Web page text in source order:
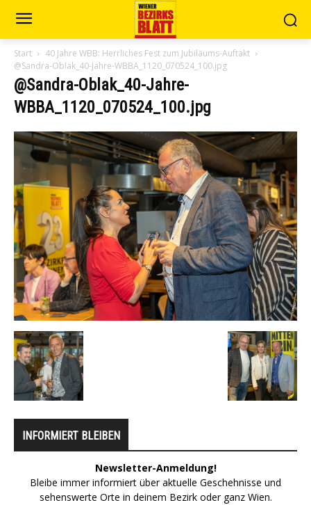
Start
40 Jahre WBB: Herrliches Fest zum Jubiläums-Auftakt
@Sandra-Oblak_40-Jahre-WBBA_1120_070524_100.jpg
@Sandra-Oblak_40-Jahre-
WBBA_1120_070524_100.jpg
INFORMIERT BLEIBEN
Newsletter-Anmeldung!
Bleibe immer informiert über aktuelle Geschehnisse und
sehenswerte Orte in deinem Bezirk oder ganz Wien.